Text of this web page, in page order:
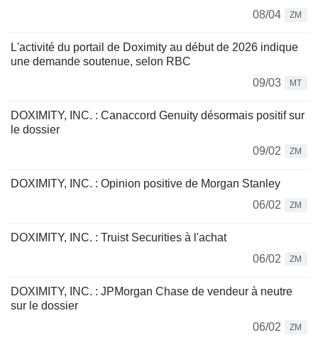
08/04
ZM
L'activité du portail de Doximity au début de 2026 indique
une demande soutenue, selon RBC
09/03
MT
DOXIMITY, INC. : Canaccord Genuity désormais positif sur
le dossier
09/02
ZM
DOXIMITY, INC. : Opinion positive de Morgan Stanley
06/02
ZM
DOXIMITY, INC. : Truist Securities à l'achat
06/02
ZM
DOXIMITY, INC. : JPMorgan Chase de vendeur à neutre
sur le dossier
06/02
ZM